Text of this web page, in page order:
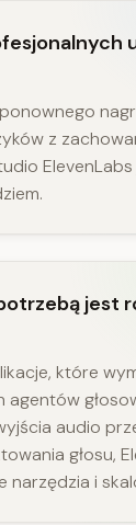
z
jest
które
agentów
audio
głosu,
narzędzia i